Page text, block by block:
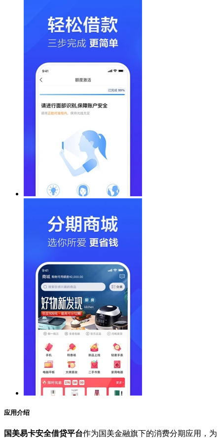
应用介绍
国美易卡安全借贷平台作为国美金融旗下的消费分期应用，为